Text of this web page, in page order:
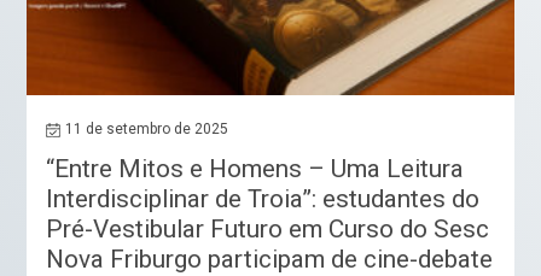
11 de setembro de 2025
“Entre Mitos e Homens – Uma Leitura
Interdisciplinar de Troia”: estudantes do
Pré-Vestibular Futuro em Curso do Sesc
Nova Friburgo participam de cine-debate